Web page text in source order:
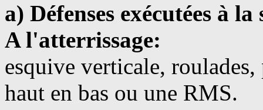
a) Défenses exécutées à
A l'atterrissage:
esquive verticale,
haut en bas ou une RMS.